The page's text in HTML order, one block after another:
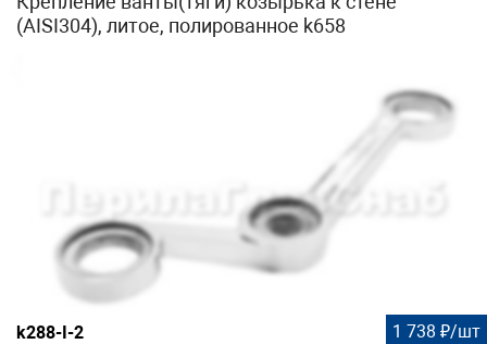
(AISI304), литое, полированное k658
k288-I-2 1 738 ₽/шт